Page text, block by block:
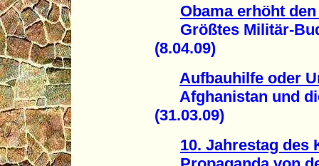
Obama erhöht
Größtes Militär-
(8.04.09)
Aufbauhilfe oder
Afghanistan und
(31.03.09)
10. Jahrestag des